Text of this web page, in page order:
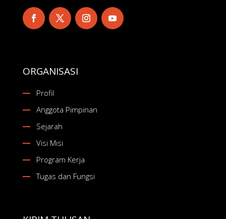
ORGANISASI
Profil
Anggota Pimpinan
Sejarah
Visi Misi
Program Kerja
Tugas dan Fungsi